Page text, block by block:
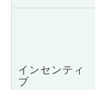
インセンティ
ブ